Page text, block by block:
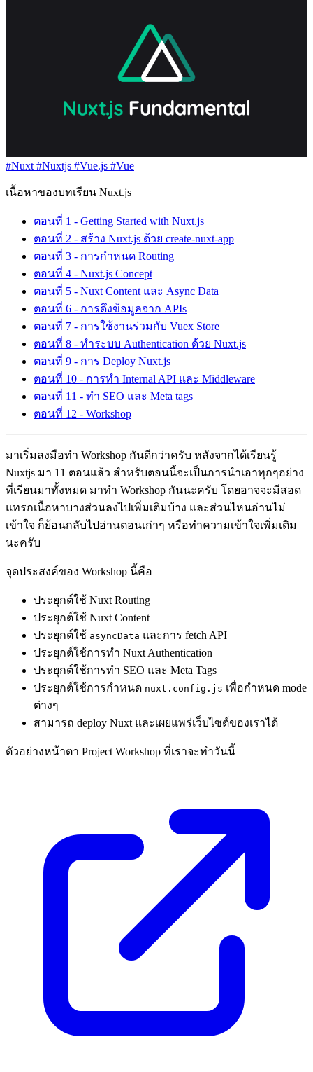
#Nuxt #Nuxtjs #Vue.js #Vue
เนื้อหาของบทเรียน Nuxt.js
ตอนที่ 1 - Getting Started with Nuxt.js
ตอนที่ 2 - สร้าง Nuxt.js ด้วย create-nuxt-app
ตอนที่ 3 - การกำหนด Routing
ตอนที่ 4 - Nuxt.js Concept
ตอนที่ 5 - Nuxt Content และ Async Data
ตอนที่ 6 - การดึงข้อมูลจาก APIs
ตอนที่ 7 - การใช้งานร่วมกับ Vuex Store
ตอนที่ 8 - ทำระบบ Authentication ด้วย Nuxt.js
ตอนที่ 9 - การ Deploy Nuxt.js
ตอนที่ 10 - การทำ Internal API และ Middleware
ตอนที่ 11 - ทำ SEO และ Meta tags
ตอนที่ 12 - Workshop
มาเริ่มลงมือทำ Workshop กันดีกว่าครับ หลังจากได้เรียนรู้
Nuxtjs มา 11 ตอนแล้ว สำหรับตอนนี้จะเป็นการนำเอาทุกๆอย่าง
ที่เรียนมาทั้งหมด มาทำ Workshop กันนะครับ โดยอาจจะมีสอด
แทรกเนื้อหาบางส่วนลงไปเพิ่มเติมบ้าง และส่วนไหนอ่านไม่
เข้าใจ ก็ย้อนกลับไปอ่านตอนเก่าๆ หรือทำความเข้าใจเพิ่มเติม
นะครับ
จุดประสงค์ของ Workshop นี้คือ
ประยุกต์ใช้ Nuxt Routing
ประยุกต์ใช้ Nuxt Content
ประยุกต์ใช้ asyncData และการ fetch API
ประยุกต์ใช้การทำ Nuxt Authentication
ประยุกต์ใช้การทำ SEO และ Meta Tags
ประยุกต์ใช้การกำหนด nuxt.config.js เพื่อกำหนด mode
ต่างๆ
สามารถ deploy Nuxt และเผยแพร่เว็บไซต์ของเราได้
ตัวอย่างหน้าตา Project Workshop ที่เราจะทำวันนี้